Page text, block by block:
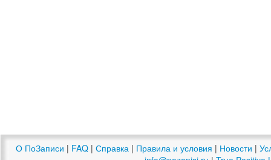
О ПоЗаписи | FAQ | Справка | Правила и условия | Новости |